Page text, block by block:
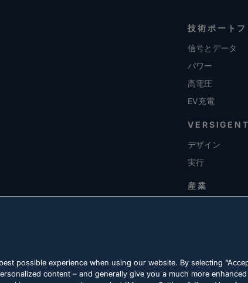
技術ポートフ
信号とデータ
パワー
高電圧
EV充電
デザイン
実行
産業
possible experience when using our website. By selecting
content – and generally give you a much more enhanced